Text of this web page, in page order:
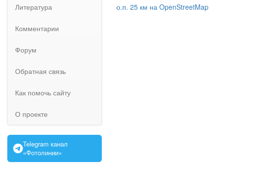
Литература
Комментарии
Форум
Обратная связь
Как помочь сайту
О проекте
Telegram канал
«Фотолинии»
о.п. 25 км на OpenStreetMap